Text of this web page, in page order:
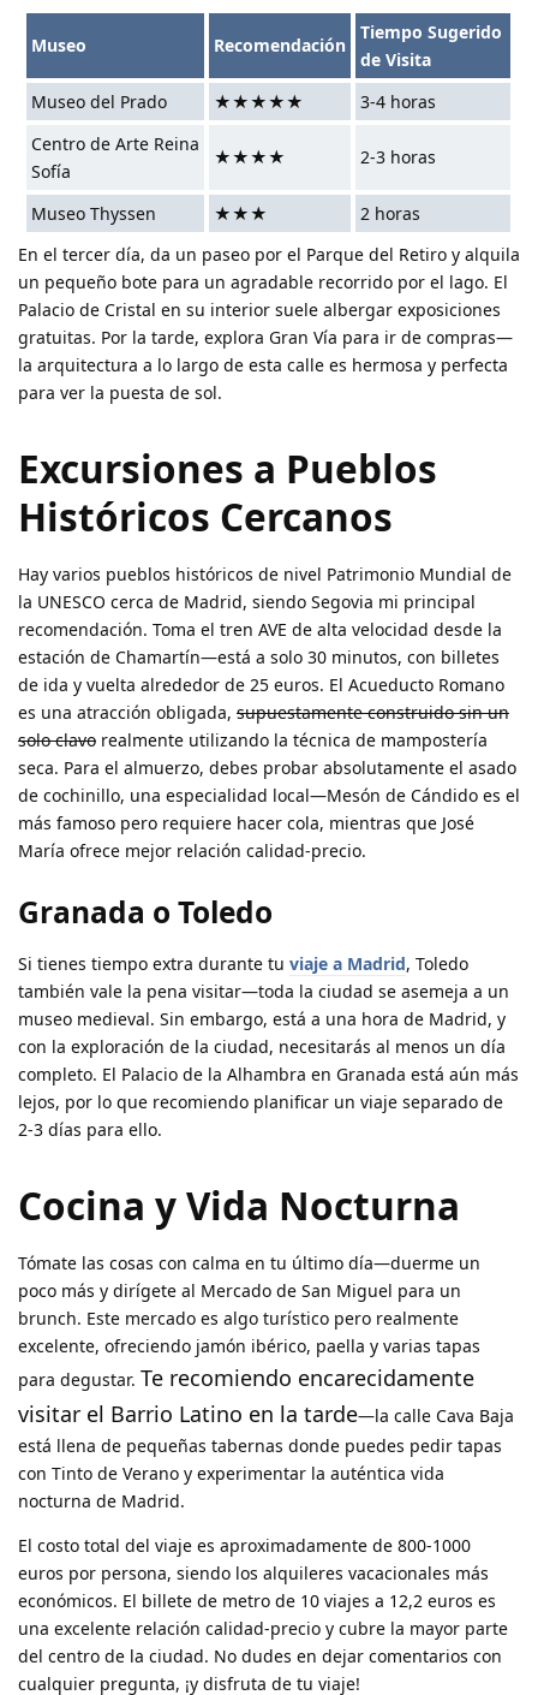
Museo Recomendación
Tiempo Sugerido
de Visita
Museo del Prado
★★★★★
3-4 horas
Centro de Arte Reina
Sofía
★★★★ 2-3 horas
Museo Thyssen ★★★
2 horas
En el tercer día, da un paseo por el Parque del Retiro y alquila
un pequeño bote para un agradable recorrido por el lago. El
Palacio de Cristal en su interior suele albergar exposiciones
gratuitas. Por la tarde, explora Gran Vía para ir de compras—
la arquitectura a lo largo de esta calle es hermosa y perfecta
para ver la puesta de sol.
Excursiones a Pueblos
Históricos Cercanos
Hay varios pueblos históricos de nivel Patrimonio Mundial de
la UNESCO cerca de Madrid, siendo Segovia mi principal
recomendación. Toma el tren AVE de alta velocidad desde la
estación de Chamartín—está a solo 30 minutos, con billetes
de ida y vuelta alrededor de 25 euros. El Acueducto Romano
es una atracción obligada, supuestamente construido sin un
solo clavo realmente utilizando la técnica de mampostería
seca. Para el almuerzo, debes probar absolutamente el asado
de cochinillo, una especialidad local—Mesón de Cándido es el
más famoso pero requiere hacer cola, mientras que José
María ofrece mejor relación calidad-precio.
Granada o Toledo
Si tienes tiempo extra durante tu viaje a Madrid, Toledo
también vale la pena visitar—toda la ciudad se asemeja a un
museo medieval. Sin embargo, está a una hora de Madrid, y
con la exploración de la ciudad, necesitarás al menos un día
completo. El Palacio de la Alhambra en Granada está aún más
lejos, por lo que recomiendo planificar un viaje separado de
2-3 días para ello.
Cocina y Vida Nocturna
Tómate las cosas con calma en tu último día—duerme un
poco más y dirígete al Mercado de San Miguel para un
brunch. Este mercado es algo turístico pero realmente
excelente, ofreciendo jamón ibérico, paella y varias tapas
para degustar. Te recomiendo encarecidamente
visitar el Barrio Latino en la tarde—la calle Cava Baja
está llena de pequeñas tabernas donde puedes pedir tapas
con Tinto de Verano y experimentar la auténtica vida
nocturna de Madrid.
El costo total del viaje es aproximadamente de 800-1000
euros por persona, siendo los alquileres vacacionales más
económicos. El billete de metro de 10 viajes a 12,2 euros es
una excelente relación calidad-precio y cubre la mayor parte
del centro de la ciudad. No dudes en dejar comentarios con
cualquier pregunta, ¡y disfruta de tu viaje!